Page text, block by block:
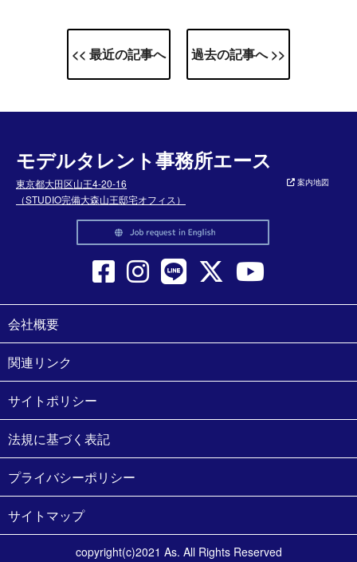
<< 最近の記事へ 過去の記事へ >>
モデルタレント事務所エース
東京都大田区山王4-20-16
（STUDIO完備大森山王邸宅オフィス）
案内地図
会社概要
関連リンク
サイトポリシー
法規に基づく表記
プライバシーポリシー
サイトマップ
copyright(c)2021 As. All Rights Reserved